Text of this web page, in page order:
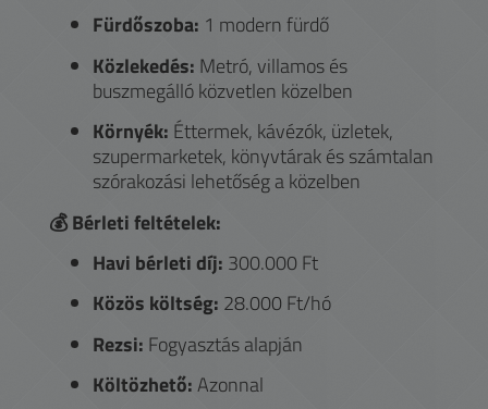
Fürdőszoba: 1 modern fürdő
Közlekedés: Metró, villamos és
buszmegálló közvetlen közelben
Környék: Éttermek, kávézók, üzletek,
szupermarketek, könyvtárak és számtalan
szórakozási lehetőség a közelben
💰 Bérleti feltételek:
Havi bérleti díj: 300.000 Ft
Közös költség: 28.000 Ft/hó
Rezsi: Fogyasztás alapján
Költözhető:Azonnal